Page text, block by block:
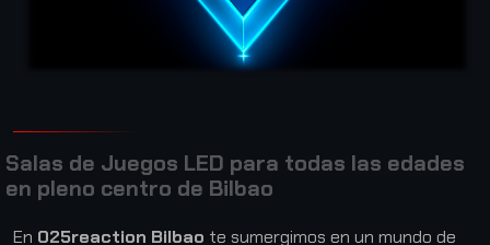
Salas de Juegos LED para todas las edades
en pleno centro de Bilbao
En 025reaction Bilbao te sumergimos en un mundo de